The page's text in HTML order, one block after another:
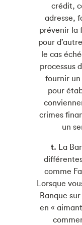
crédit,
adresse,
prévenir la
pour
le cas
processus
fournir
pour
crimes
un
t. La
comme
Lorsque
Banque
en «